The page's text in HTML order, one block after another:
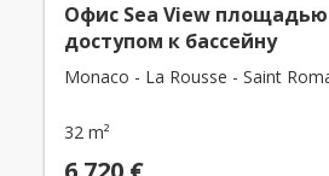
Офис Sea View площадью
доступом к бассейну
Monaco - La Rousse - Saint
32 m²